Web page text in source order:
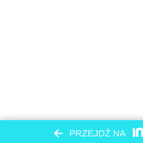
PRZEJDŹ NA